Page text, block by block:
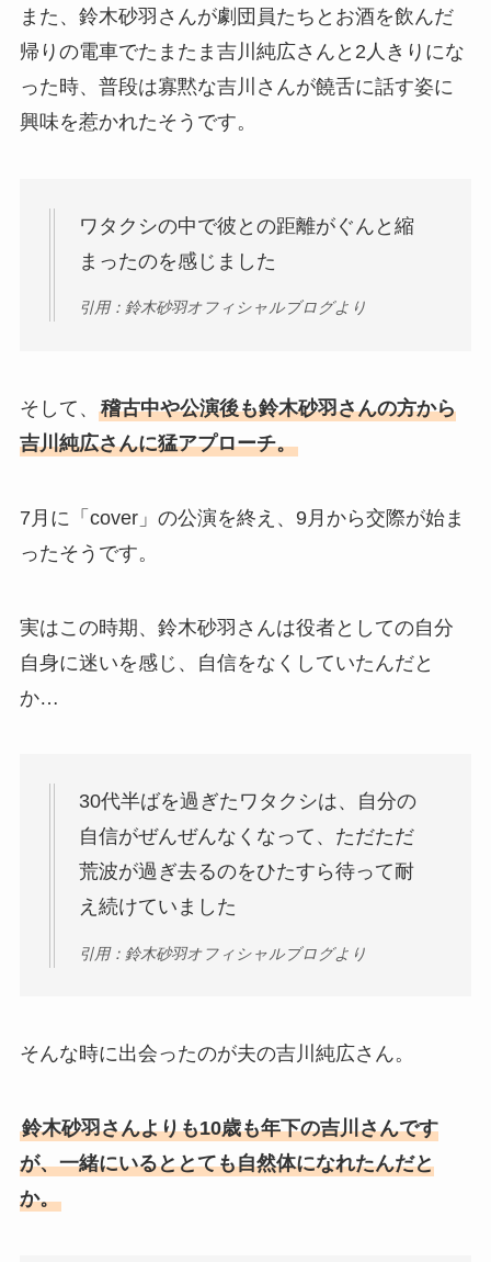
また、鈴木砂羽さんが劇団員たちとお酒を飲んだ
帰りの電車でたまたま吉川純広さんと2人きりにな
った時、普段は寡黙な吉川さんが饒舌に話す姿に
興味を惹かれたそうです。
ワタクシの中で彼との距離がぐんと縮
まったのを感じました
引用：鈴木砂羽オフィシャルブログより
そして、 稽古中や公演後も鈴木砂羽さんの方から
吉川純広さんに猛アプローチ。
7月に「cover」の公演を終え、9月から交際が始ま
ったそうです。
実はこの時期、鈴木砂羽さんは役者としての自分
自身に迷いを感じ、自信をなくしていたんだと
か…
30代半ばを過ぎたワタクシは、自分の
自信がぜんぜんなくなって、ただただ
荒波が過ぎ去るのをひたすら待って耐
え続けていました
引用：鈴木砂羽オフィシャルブログより
そんな時に出会ったのが夫の吉川純広さん。
鈴木砂羽さんよりも10歳も年下の吉川さんです
が、一緒にいるととても自然体になれたんだと
か。